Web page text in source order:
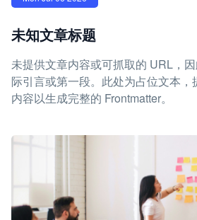
未知文章标题
未提供文章内容或可抓取的 URL，
际引言或第一段。此处为占位文本，
内容以生成完整的 Frontmatter。